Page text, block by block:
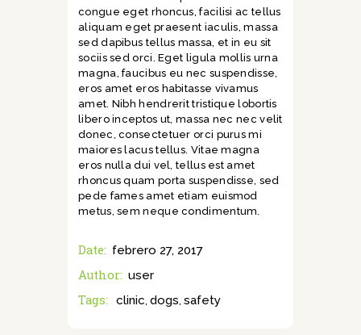
congue eget rhoncus, facilisi ac tellus
aliquam eget praesent iaculis, massa
sed dapibus tellus massa, et in eu sit
sociis sed orci. Eget ligula mollis urna
magna, faucibus eu nec suspendisse,
eros amet eros habitasse vivamus
amet. Nibh hendrerit tristique lobortis
libero inceptos ut, massa nec nec velit
donec, consectetuer orci purus mi
maiores lacus tellus. Vitae magna
eros nulla dui vel, tellus est amet
rhoncus quam porta suspendisse, sed
pede fames amet etiam euismod
metus, sem neque condimentum.
Date: febrero 27, 2017
Author: user
Tags: clinic dogs safety